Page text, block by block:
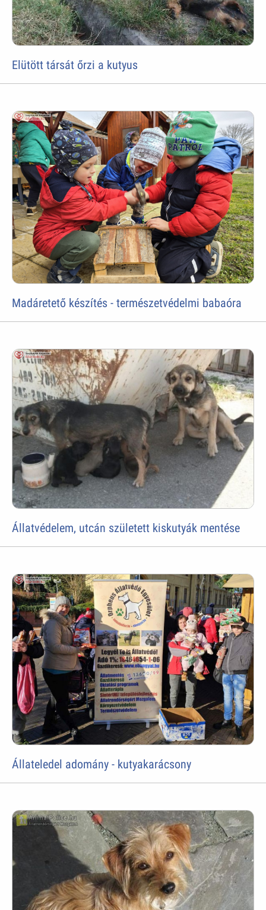
Elütött társát őrzi a kutyus
Madáretető készítés - természetvédelmi babaóra
Állatvédelem, utcán született kiskutyák mentése
Állateledel adomány - kutyakarácsony